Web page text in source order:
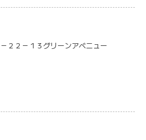
２２－１３グリーンアベニュー